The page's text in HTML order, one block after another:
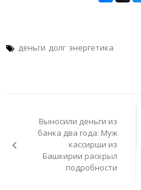
деньги долг энергетика
записямВыносили деньги из
банка два года: Муж
кассирши из
Башкирии раскрыл
подробности